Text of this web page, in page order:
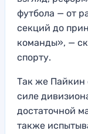
футбола — от
секций до
команды», —
спорту.
Так же Пайкин
силе
достаточной
также